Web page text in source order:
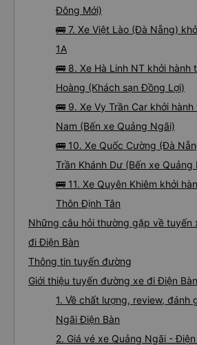
Đông Mới)
🚌 7. Xe Việt Lào (Đà Nẵng)
1A
🚌 8. Xe Hà Linh NT khởi hành
Hoàng (Khách sạn Đồng Lợi)
🚌 9. Xe Vy Trần Car khởi
Nam (Bến xe Quảng Ngãi)
🚌 10. Xe Quốc Cường (Đà
Trần Khánh Dư (Bến xe Quảng
🚌 11. Xe Quyên Khiêm khởi
Thôn Định Tân
Những câu hỏi thường gặp về tuyến
đi Điện Bàn
Thông tin tuyến đường
Giới thiệu tuyến đường xe đi Điện
1. Về chất lượng, review, đánh
Ngãi Điện Bàn
2. Giá vé xe Quảng Ngãi - Điện